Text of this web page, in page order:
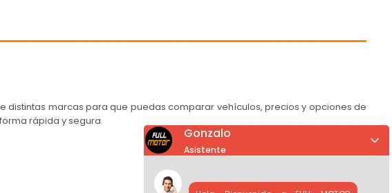
distintas marcas para que puedas comparar vehículos, precios y opciones de
rápida y segura.
Gonzalo
Asistente